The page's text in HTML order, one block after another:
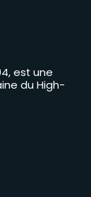
est une
du High-